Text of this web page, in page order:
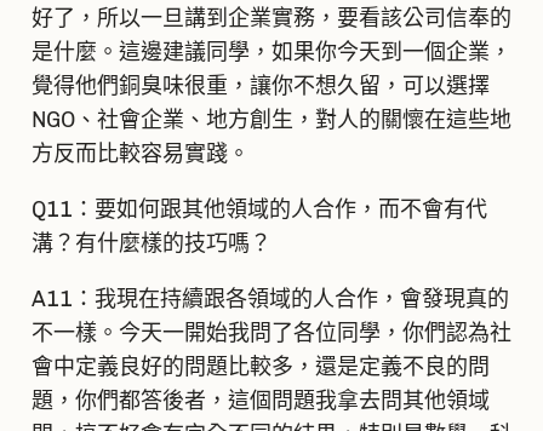
好了，所以一旦講到企業實務，要看該公司信奉的
是什麼。這邊建議同學，如果你今天到一個企業，
覺得他們銅臭味很重，讓你不想久留，可以選擇
NGO、社會企業、地方創生，對人的關懷在這些地
方反而比較容易實踐。
Q11：要如何跟其他領域的人合作，而不會有代
溝？有什麼樣的技巧嗎？
A11：我現在持續跟各領域的人合作，會發現真的
不一樣。今天一開始我問了各位同學，你們認為社
會中定義良好的問題比較多，還是定義不良的問
題，你們都答後者，這個問題我拿去問其他領域